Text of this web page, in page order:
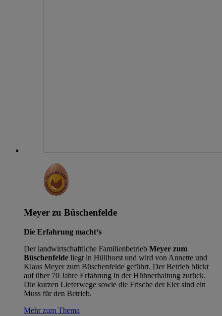
Meyer zu Büschenfelde
Die Erfahrung macht‘s
Der landwirtschaftliche Familienbetrieb Meyer zum
Büschenfelde liegt in Hüllhorst und wird von Annette und
Klaus Meyer zum Büschenfelde geführt. Der Betrieb blickt
auf über 70 Jahre Erfahrung in der Hühnerhaltung zurück.
Die kurzen Lieferwege sowie die Frische der Eier sind ein
Muss für den Betrieb.
Mehr zum Thema